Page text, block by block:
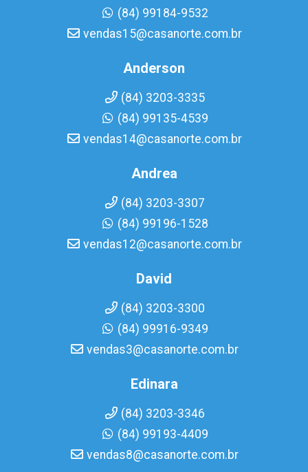
(84) 99184-9532
vendas15@casanorte.com.br
Anderson
(84) 3203-3335
(84) 99135-4539
vendas14@casanorte.com.br
Andrea
(84) 3203-3307
(84) 99196-1528
vendas12@casanorte.com.br
David
(84) 3203-3300
(84) 99916-9349
vendas3@casanorte.com.br
Edinara
(84) 3203-3346
(84) 99193-4409
vendas8@casanorte.com.br